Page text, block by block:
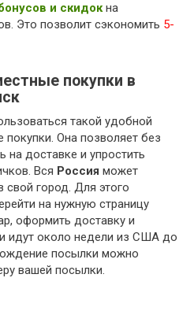
и скидокна
Это позволит сэкономить 5-
покупки в
такой удобной
Она позволяет без
на доставке и упростить
Вся Россия может
свой город. Для этого
на нужную страницу
оформить доставку и
идут около недели из США до
посылки можно
вашей посылки.